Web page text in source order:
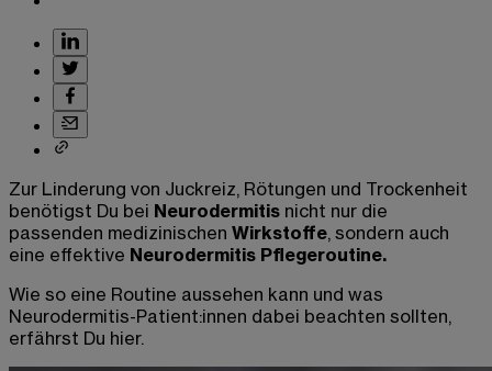
Zur Linderung von Juckreiz, Rötungen und Trockenheit
benötigst Du bei Neurodermitis nicht nur die
passenden medizinischen Wirkstoffe, sondern auch
eine effektive Neurodermitis Pflegeroutine.
Wie so eine Routine aussehen kann und was
Neurodermitis-Patient:innen dabei beachten sollten,
erfährst Du hier.